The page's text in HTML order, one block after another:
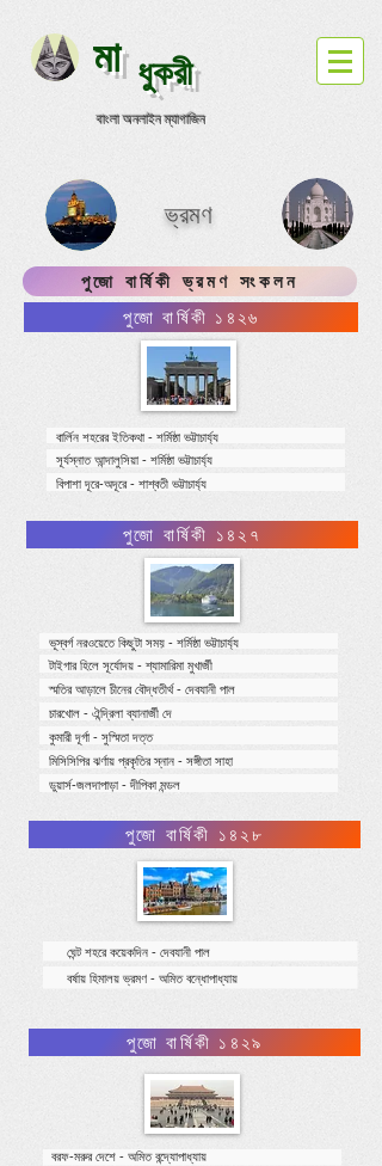
ধুকরী
মা
বাংলা অনলাইন ম্যাগাজিন
ভ্রমণ
পুজো বার্ষিকী ভ্রমণ সংকলন
পুজো বার্ষিকী ১৪২৬
বার্লিন শহরের ইতিকথা - শর্মিষ্ঠা ভট্টাচার্য্য
সূর্যস্নাত আন্দালুসিয়া - শর্মিষ্ঠা ভট্টাচার্য্য
বিপাশা দূরে-অদূরে - শাশ্বতী ভট্টাচার্য্য
পুজো বার্ষিকী ১৪২৭
ভূস্বর্গ নরওয়েতে কিছুটা সময় - শর্মিষ্ঠা ভট্টাচার্য্য
টাইগার হিলে সূর্যোদয় - শ্যামারিমা মুখার্জী
স্মতির আড়ালে চীনের বৌদ্ধতীর্থ - দেবযানী পাল
চারখোল - ঐন্দ্রিলা ব্যানার্জী দে
কুমারী দূর্গা - সুস্মিতা দত্ত
মিসিসিপির ঝর্ণায় প্রকৃতির স্নান - সঙ্গীতা সাহা
ডুয়ার্স-জলদাপাড়া - দীপিকা মন্ডল
পুজো বার্ষিকী ১৪২৮
ঘেন্ট শহরে কয়েকদিন - দেবযানী পাল
বর্ষায় হিমালয় ভ্রমণ - অমিত বন্ধোপাধ্যায়
পুজো বার্ষিকী ১৪২৯
বরফ-মরুর দেশে - অমিত বন্দ্যোপাধ্যায়